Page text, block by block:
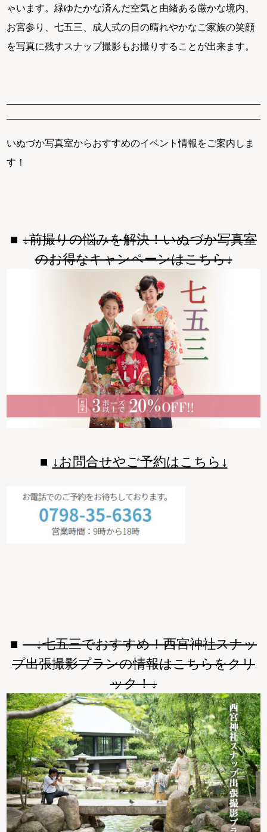
ゃいます。緑ゆたかな済んだ空気と由緒ある厳かな境内、
お宮参り、七五三、成人式の日の晴れやかなご家族の笑顔
を写真に残すスナップ撮影もお撮りすることが出来ます。
いぬづか写真室からおすすめのイベント情報をご案内しま
す！
↓前撮りの悩みを解決！いぬづか写真室
のお得なキャンペーンはこちら↓
↓お問合せやご予約はこちら↓
↓七五三でおすすめ！西宮神社スナッ
プ出張撮影プランの情報はこちらをクリ
ック！↓